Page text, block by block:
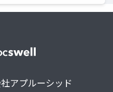
アプルーシッド